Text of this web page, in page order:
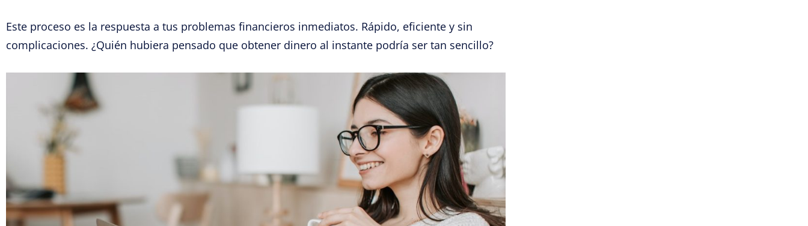
Este proceso es la respuesta a tus problemas financieros inmediatos. Rápido, eficiente y sin
complicaciones. ¿Quién hubiera pensado que obtener dinero al instante podría ser tan sencillo?